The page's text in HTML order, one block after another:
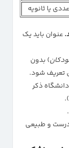
یا ثانویه
عنوان باید یک
) بدون
تعریف شود.
ذکر
درست و طبیعی